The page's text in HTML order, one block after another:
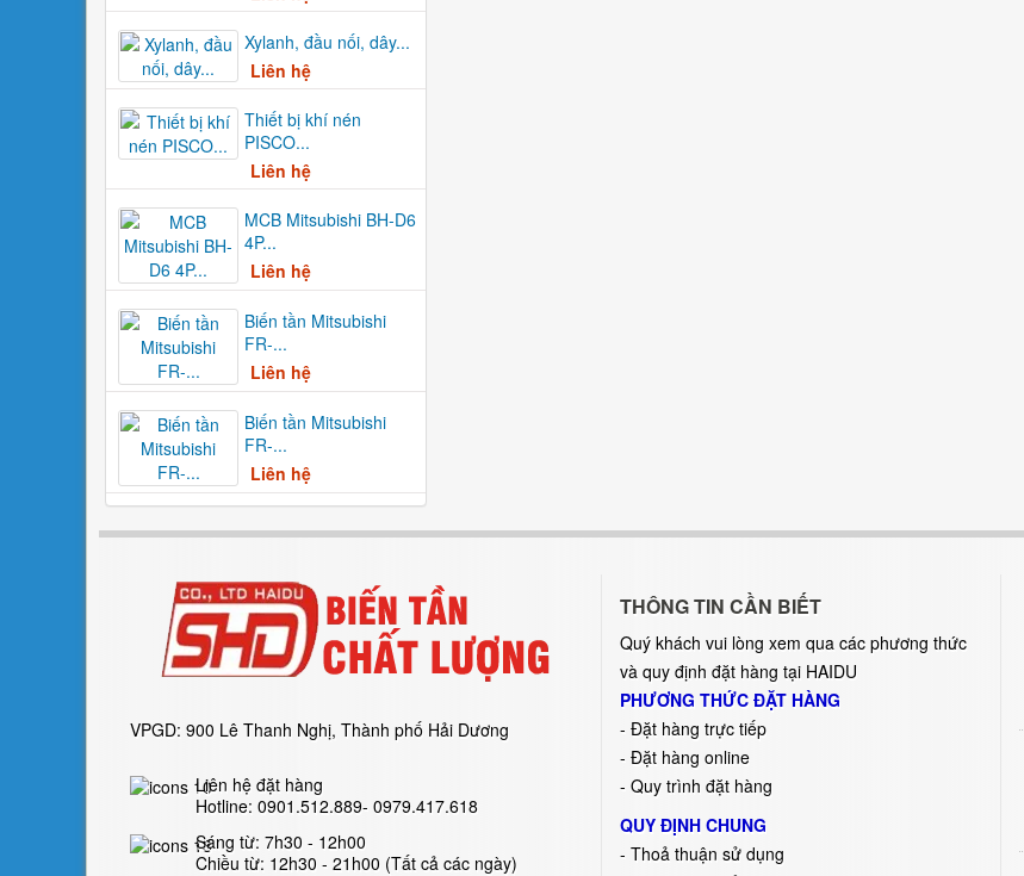
Xylanh, đầu nối, dây...
Liên hệ
Thiết bị khí nén
PISCO...
Liên hệ
MCB Mitsubishi BH-D6
4P...
Liên hệ
Biến tần Mitsubishi
FR-...
Liên hệ
Biến tần Mitsubishi
FR-...
Liên hệ
VPGD: 900 Lê Thanh Nghị, Thành phố Hải Dương
Liên hệ đặt hàng
Hotline: 0901.512.889- 0979.417.618
Sáng từ: 7h30 - 12h00
Chiều từ: 12h30 - 21h00 (Tất cả các ngày)
THÔNG TIN CẦN BIẾT
Quý khách vui lòng xem qua các phương thức
và quy định đặt hàng tại HAIDU
PHƯƠNG THỨC ĐẶT HÀNG
-Đặt hàng trực tiếp
- Đặt hàng online
- Quy trình đặt hàng
QUY ĐỊNH CHUNG
- Thoả thuận sử dụng